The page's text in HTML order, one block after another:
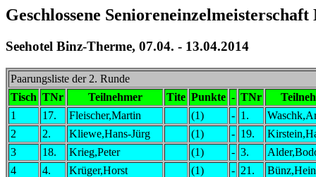
Geschlossene
Seehotel Binz-Therme, 07.04. - 13.04.2014
Paarungsliste der 2. Runde
Tisch TNr Teilnehmer Tite Punkte - TNr
1
17. Fleischer,Martin (1) - 1.
2
2. Kliewe,Hans-Jürg (1) - 19.
3
18. Krieg,Peter (1) - 3.
4
4. Krüger,Horst (1) - 21.